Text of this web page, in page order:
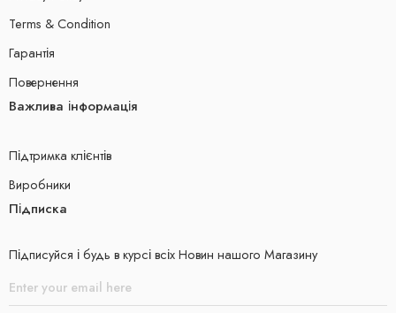
Terms & Condition
Гарантія
Повернення
Важлива інформація
Підтримка клієнтів
Виробники
Підписка
Підписуйся і будь в курсі всіх Новин нашого Магазину